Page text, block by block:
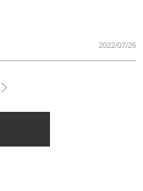
2022/07/26